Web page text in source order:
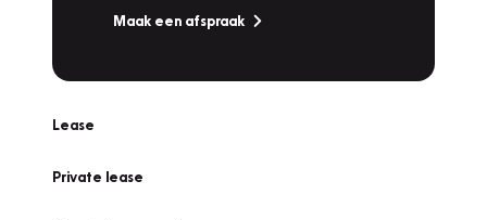
Maak een afspraak
Lease
Private lease